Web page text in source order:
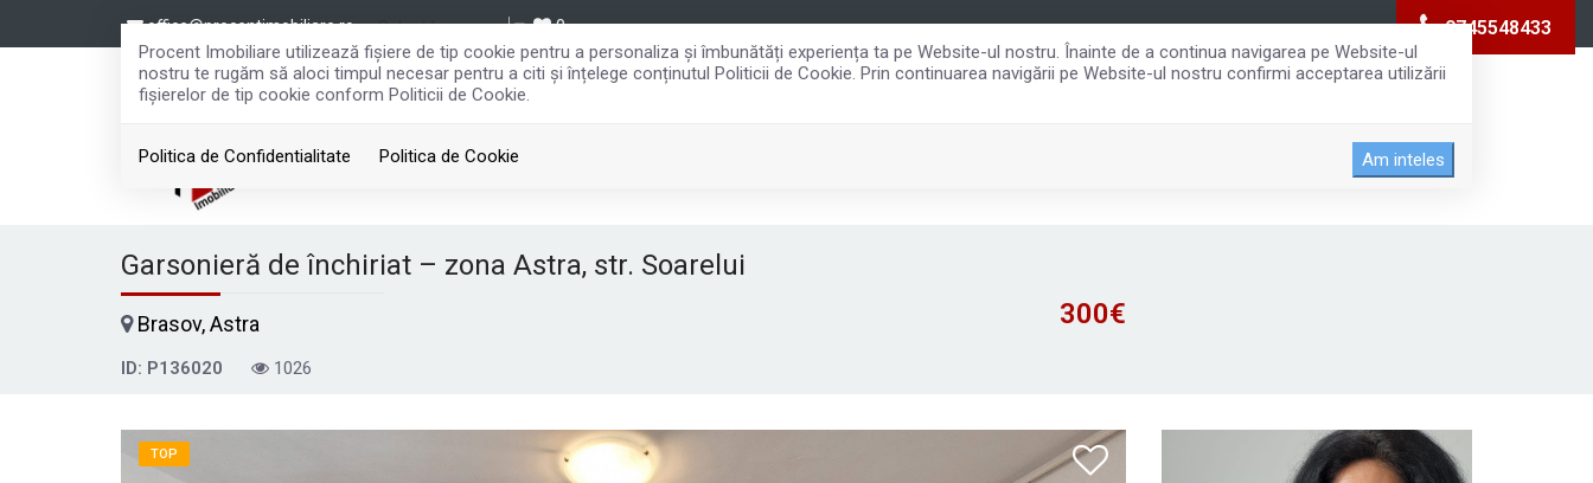
Procent Imobiliare utilizează fişiere de tip cookie pentru a personaliza și îmbunătăți experiența ta pe Website-ul nostru. Înainte de a continua navigarea pe Website-ul
nostru te rugăm să aloci timpul necesar pentru a citi și înțelege conținutul Politicii de Cookie. Prin continuarea navigării pe Website-ul nostru confirmi acceptarea utilizării
fişierelor de tip cookie conform Politicii de Cookie.
Politica de Confidentialitate Politica de Cookie Am inteles
0745548433
office@procentimobiliare.ro Select Language▼ 0
Garsonieră de închiriat – zona Astra, str. Soarelui
Brasov, Astra 300€
ID: P136020 1026
TOP